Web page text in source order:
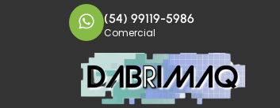
(54) 99119-5986
Comercial